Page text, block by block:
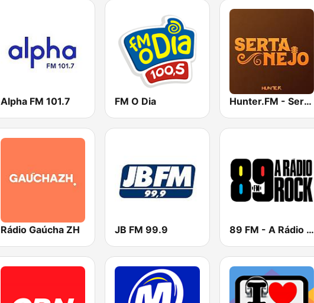
Alpha FM 101.7 FM O Dia Hunter.FM - Sertanejo
Rádio Gaúcha ZH JB FM 99.9 89 FM - A Rádio Rock